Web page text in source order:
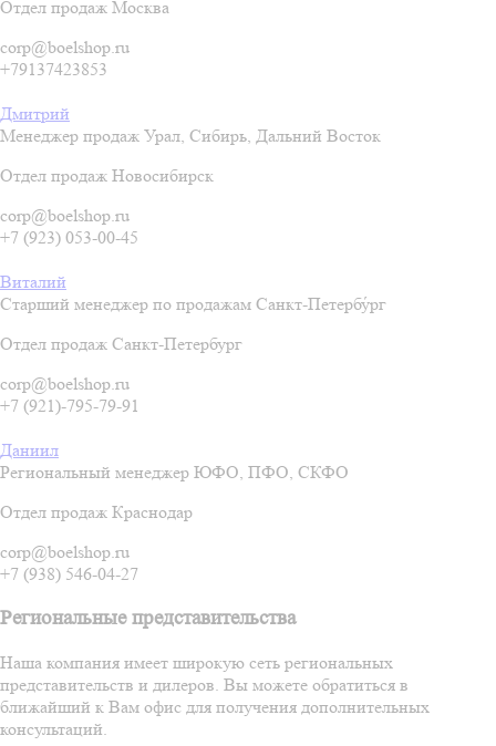
Отдел продаж Москва
corp@boelshop.ru
+79137423853
Дмитрий
Менеджер продаж Урал, Сибирь, Дальний Восток
Отдел продаж Новосибирск
corp@boelshop.ru
+7 (923) 053-00-45
Виталий
Старший менеджер по продажам Санкт-Петербу́рг
Отдел продаж Санкт-Петербург
corp@boelshop.ru
+7 (921)-795-79-91
Даниил
Региональный менеджер ЮФО, ПФО, СКФО
Отдел продаж Краснодар
corp@boelshop.ru
+7 (938) 546-04-27
Региональные представительства
Наша компания имеет широкую сеть региональных
представительств и дилеров. Вы можете обратиться в
ближайший к Вам офис для получения дополнительных
консультаций.